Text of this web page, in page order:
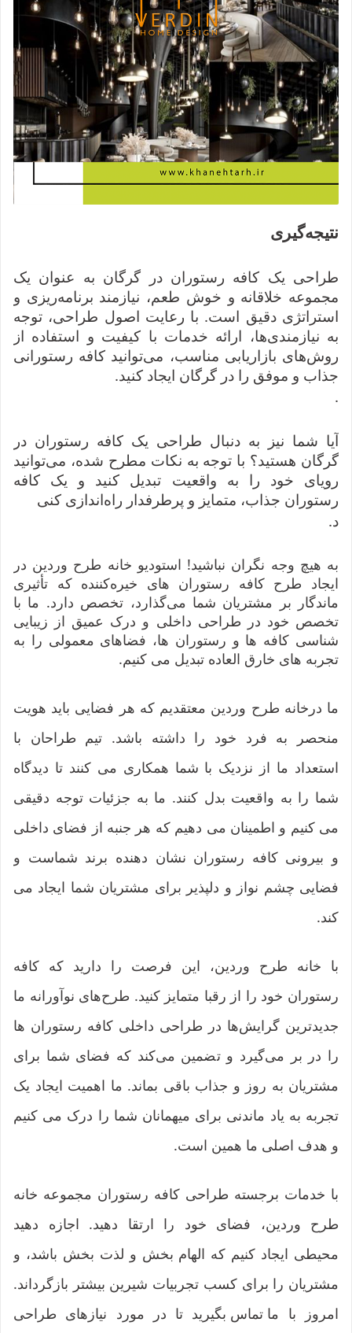
نتیجه‌گیری
طراحی یک کافه رستوران در گرگان به عنوان یک
مجموعه خلاقانه و خوش طعم، نیازمند برنامه‌ریزی و
استراتژی دقیق است. با رعایت اصول طراحی، توجه
به نیازمندی‌ها، ارائه خدمات با کیفیت و استفاده از
روش‌های بازاریابی مناسب، می‌توانید کافه رستورانی
جذاب و موفق را در گرگان ایجاد کنید.
.
آیا شما نیز به دنبال طراحی یک کافه رستوران در
گرگان هستید؟ با توجه به نکات مطرح شده، می‌توانید
رویای خود را به واقعیت تبدیل کنید و یک کافه
رستوران جذاب، متمایز و پرطرفدار راه‌اندازی کنی
د.
به هیچ وجه نگران نباشید! استودیو خانه طرح وردین در
ایجاد طرح‌ کافه‌ رستوران های خیره‌کننده که تأثیری
ماندگار بر مشتریان شما می‌گذارد، تخصص دارد. ما با
تخصص خود در طراحی داخلی و درک عمیق از زیبایی
شناسی کافه ها و رستوران ها، فضاهای معمولی را به
تجربه های خارق العاده تبدیل می کنیم.
ما درخانه طرح وردین معتقدیم که هر فضایی باید هویت
منحصر به فرد خود را داشته باشد. تیم طراحان با
استعداد ما از نزدیک با شما همکاری می کنند تا دیدگاه
شما را به واقعیت بدل کنند. ما به جزئیات توجه دقیقی
می کنیم و اطمینان می دهیم که هر جنبه از فضای داخلی
و بیرونی کافه رستوران نشان دهنده برند شماست و
فضایی چشم نواز و دلپذیر برای مشتریان شما ایجاد می
کند.
با خانه طرح وردین، این فرصت را دارید که کافه
رستوران خود را از رقبا متمایز کنید. طرح‌های نوآورانه ما
جدیدترین گرایش‌ها در طراحی داخلی کافه‌ رستوران ها
را در بر می‌گیرد و تضمین می‌کند که فضای شما برای
مشتریان به روز و جذاب باقی بماند. ما اهمیت ایجاد یک
تجربه به یاد ماندنی برای میهمانان شما را درک می کنیم
و هدف اصلی ما همین است.
با خدمات برجسته طراحی کافه رستوران مجموعه خانه
طرح وردین، فضای خود را ارتقا دهید. اجازه دهید
محیطی ایجاد کنیم که الهام بخش و لذت بخش باشد، و
مشتریان را برای کسب تجربیات شیرین بیشتر بازگرداند.
امروز با ما تماس بگیرید تا در مورد نیازهای طراحی